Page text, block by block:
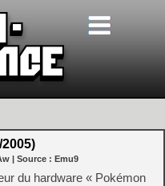
| Source : Emu9
du hardware « Pokémon